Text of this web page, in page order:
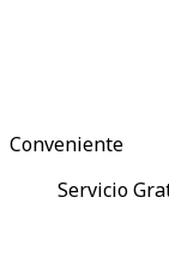
Conveniente
Servicio